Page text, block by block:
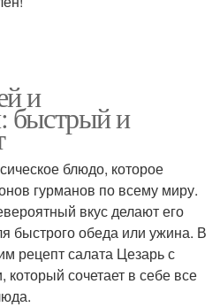
и
быстрый и
блюдо, которое
гурманов по всему миру.
вкус делают его
быстрого обеда или ужина. В
рецепт салата Цезарь с
сочетает в себе все